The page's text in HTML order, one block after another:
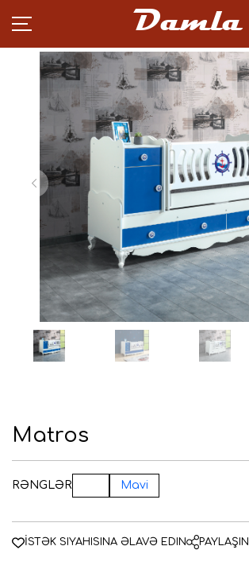
Damla
MƏHSULLAR
XƏBƏRLƏR
KARYERA
TƏRƏFDAŞLIQ
HAQQIMIZDA
ƏLAQƏ
Matros
RƏNGLƏR Mavi
İSTƏK SIYAHISINA ƏLAVƏ EDIN PAYLAŞIN